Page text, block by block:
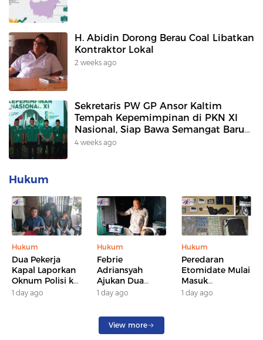
H. Abidin Dorong Berau Coal Libatkan
Kontraktor Lokal
2 weeks ago
Sekretaris PW GP Ansor Kaltim
Tempah Kepemimpinan di PKN XI
Nasional, Siap Bawa Semangat Baru
untuk Kaderisasi
4 weeks ago
Hukum
Hukum
Dua Pekerja
Kapal Laporkan
Oknum Polisi ke
Polresta
1 day ago
Hukum
Febrie
Adriansyah
Ajukan Dua
Praperadilan, PN
Sidang Perdana
18 dan 19
1 day ago
Hukum
Peredaran
Etomidate Mulai
Masuk
Samarinda,
1 day ago
View more